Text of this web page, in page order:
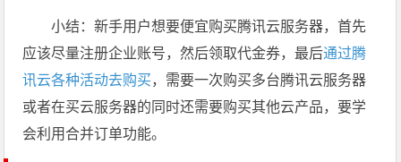
小结：新手用户想要便宜购买腾讯云服务器，首先
应该尽量注册企业账号，然后领取代金券，最后通过腾
讯云各种活动去购买，需要一次购买多台腾讯云服务器
或者在买云服务器的同时还需要购买其他云产品，要学
会利用合并订单功能。